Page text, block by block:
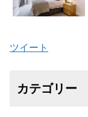
ツイート
カテゴリー